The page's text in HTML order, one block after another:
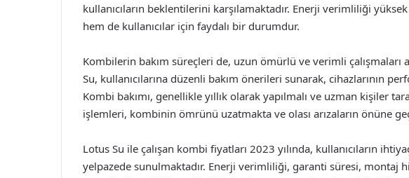
kullanıcıların beklentilerini karşılamaktadır. Enerji verimliliği
hem de kullanıcılar için faydalı bir durumdur.
Kombilerin bakım süreçleri de, uzun ömürlü ve verimli çalışmaları
Su, kullanıcılarına düzenli bakım önerileri sunarak, cihazlarının
Kombi bakımı, genellikle yıllık olarak yapılmalı ve uzman kişiler
işlemleri, kombinin ömrünü uzatmakta ve olası arızaların önüne
Lotus Su ile çalışan kombi fiyatları 2023 yılında, kullanıcıların
yelpazede sunulmaktadır. Enerji verimliliği, garanti süresi, montaj